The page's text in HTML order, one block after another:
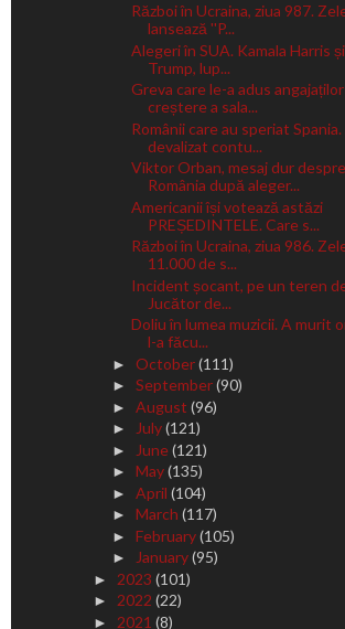
Război în Ucraina, ziua 987.
lansează ''P...
Alegeri în SUA. Kamala Harris
Trump, lup...
Greva care le-a adus
creștere a sala...
Românii care au speriat Spania.
devalizat contu...
Viktor Orban, mesaj dur despre
România după aleger...
Americanii își votează astăzi
PREȘEDINTELE. Care s...
Război în Ucraina, ziua 986.
11.000 de s...
Incident șocant, pe un teren
Jucător de...
Doliu în lumea muzicii. A murit
l-a făcu...
► October(111)
► September(90)
► August (96)
► July(121)
► June(121)
► May(135)
► April (104)
► March (117)
► February(105)
► January(95)
► 2023 (101)
► 2022 (22)
► 2021 (8)